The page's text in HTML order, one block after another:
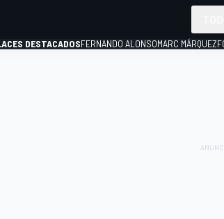
DESTACADOSFERNANDO ALONSOMARC MÁRQUEZ